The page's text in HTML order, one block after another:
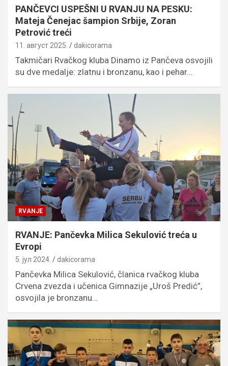
PANČEVCI USPEŠNI U RVANJU NA PESKU:
Mateja Čenejac šampion Srbije, Zoran
Petrović treći
11. август 2025. dakicorama
Takmičari Rvačkog kluba Dinamo iz Pančeva osvojili
su dve medalje: zlatnu i bronzanu, kao i pehar…
RVANJE
RVANJE: Pančevka Milica Sekulović treća u
Evropi
5. јул 2024. dakicorama
Pančevka Milica Sekulović, članica rvačkog kluba
Crvena zvezda i učenica Gimnazije „Uroš Predić”,
osvojila je bronzanu…